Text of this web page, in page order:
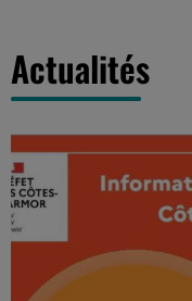
Actualités